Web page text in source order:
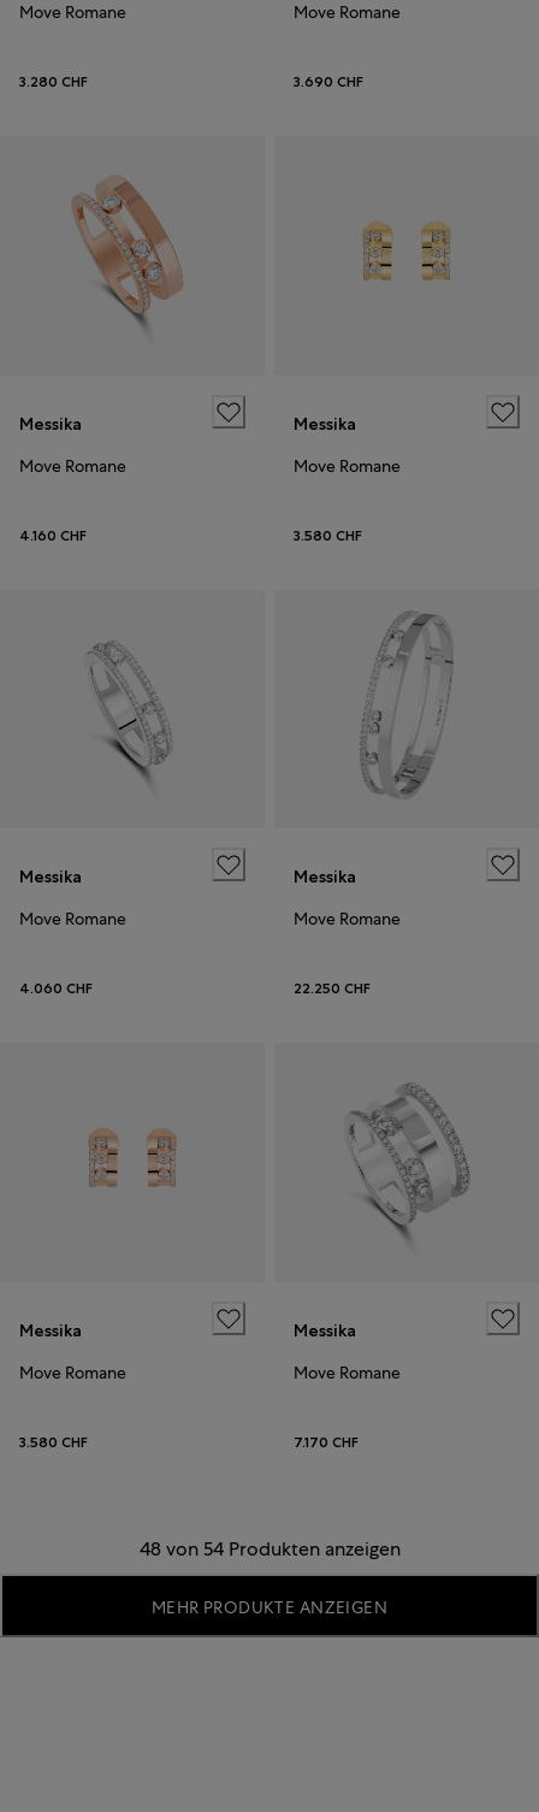
Move Romane
3.280 CHF
Move Romane
3.690 CHF
Messika
Move Romane
4.160 CHF
Messika
Move Romane
3.580 CHF
Messika
Move Romane
4.060 CHF
Messika
Move Romane
22.250 CHF
Messika
Move Romane
3.580 CHF
Messika
Move Romane
7.170 CHF
48 von 54 Produkten anzeigen
MEHR PRODUKTE ANZEIGEN